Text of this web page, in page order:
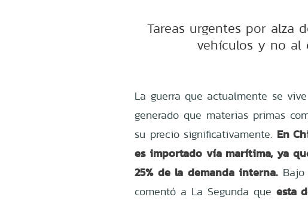
Tareas urgentes por alza
vehículos y no al
La guerra que actualmente se
generado que materias primas
su precio significativamente. En
es importado vía marítima, ya
25% de la demanda interna.Bajo
comentó a La Segunda que esta